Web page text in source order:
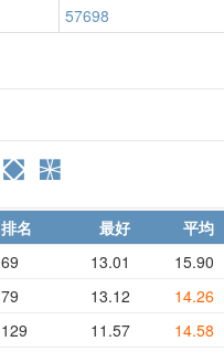
57698
排名 最好 平均
69 13.01 15.90
79 13.12 14.26
129 11.57 14.58